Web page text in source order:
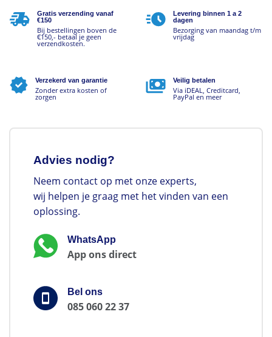
Gratis verzending vanaf
€150
Bij bestellingen boven de
€150,- betaal je geen
verzendkosten.
Levering binnen 1 a 2
dagen
Bezorging van maandag t/m
vrijdag
Verzekerd van garantie
Zonder extra kosten of
zorgen
Veilig betalen
Via iDEAL, Creditcard,
PayPal en meer
Advies nodig?
Neem contact op met onze experts,
wij helpen je graag met het vinden van een
oplossing.
WhatsApp
App ons direct
Bel ons
085 060 22 37